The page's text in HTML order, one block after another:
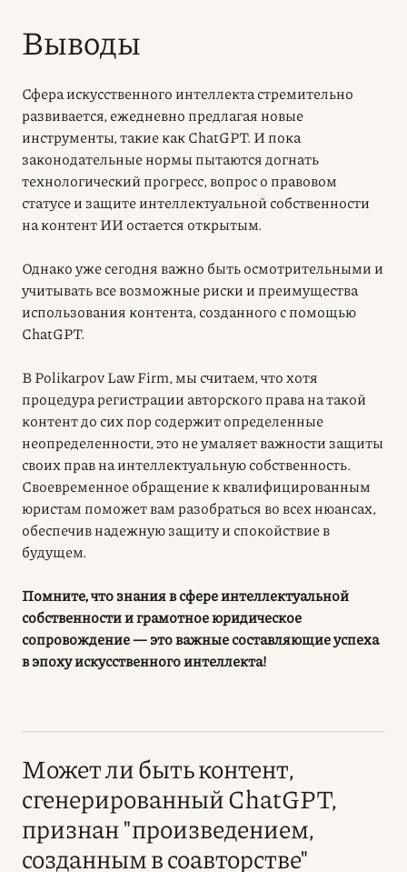
Выводы
Сфера искусственного интеллекта стремительно
развивается, ежедневно предлагая новые
инструменты, такие как ChatGPT. И пока
законодательные нормы пытаются догнать
технологический прогресс, вопрос о правовом
статусе и защите интеллектуальной собственности
на контент ИИостается открытым.
Однако уже сегодня важно быть осмотрительными и
учитывать все возможные риски и преимущества
использования контента, созданного с помощью
ChatGPT.
В Polikarpov Law Firm, мы считаем, что хотя
процедура регистрации авторского права на такой
контент до сих пор содержит определенные
неопределенности, это не умаляет важности защиты
своих прав на интеллектуальную собственность.
Своевременное обращение к квалифицированным
юристам поможет вам разобраться во всех нюансах,
обеспечив надежную защиту и спокойствие в
будущем.
Помните, что знания в сфере интеллектуальной
собственности и грамотное юридическое
сопровождение — это важные составляющие успеха
в эпоху искусственного интеллекта!
Может ли быть контент,
сгенерированный ChatGPT,
признан "произведением,
созданным в соавторстве"